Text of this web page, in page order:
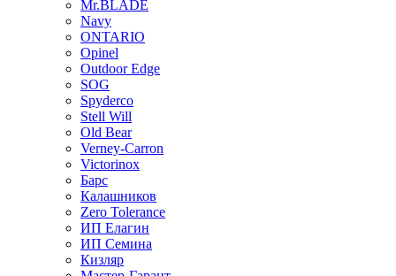
Mr.BLADE
Navy
ONTARIO
Opinel
Outdoor Edge
SOG
Spyderco
Stell Will
Old Bear
Verney-Carron
Victorinox
Барс
Калашников
Zero Tolerance
ИП Елагин
ИП Семина
Кизляр